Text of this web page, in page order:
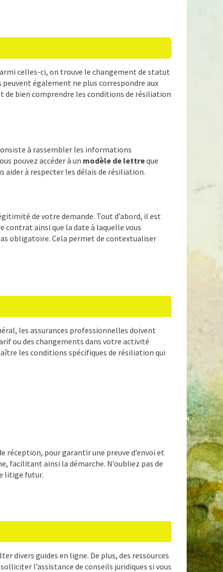
celles-ci, on trouve le changement de statut
peuvent également ne plus correspondre aux
de bien comprendre les conditions de résiliation
à rassembler les informations
pouvez accéder à un modèle de lettreque
aider à respecter les délais de résiliation.
de votre demande. Tout d’abord, il est
contrat ainsi que la date à laquelle vous
obligatoire. Cela permet de contextualiser
les assurances professionnelles doivent
ou des changements dans votre activité
les conditions spécifiques de résiliation qui
réception, pour garantir une preuve d’envoi et
facilitant ainsi la démarche. N’oubliez pas de
litige futur.
divers guides en ligne. De plus, des ressources
l’assistance de conseils juridiques si vous